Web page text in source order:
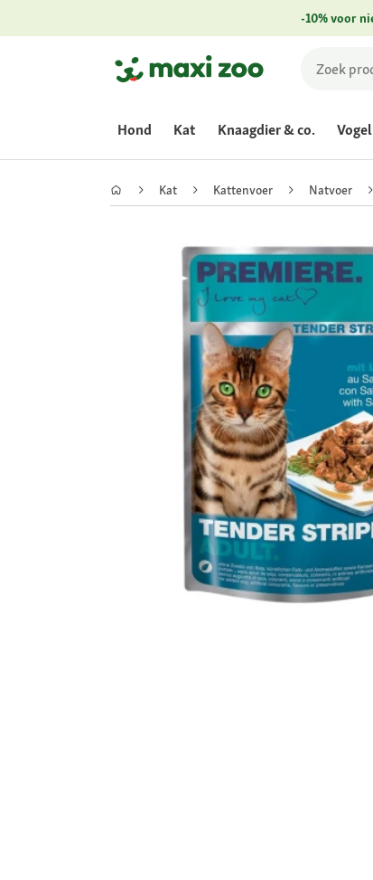
-10% voor
Hond Kat Knaagdier & co. Vogel
Kat Kattenvoer Natvoer